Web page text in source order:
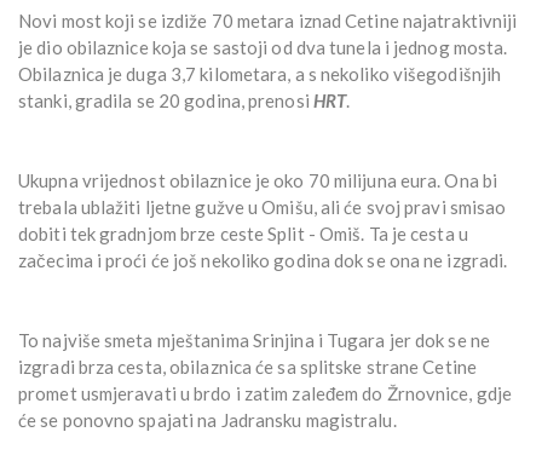
Novi most koji se izdiže 70 metara iznad Cetine najatraktivniji
je dio obilaznice koja se sastoji od dva tunela i jednog mosta.
Obilaznica je duga 3,7 kilometara, a s nekoliko višegodišnjih
stanki, gradila se 20 godina, prenosi HRT.
Ukupna vrijednost obilaznice je oko 70 milijuna eura. Ona bi
trebala ublažiti ljetne gužve u Omišu, ali će svoj pravi smisao
dobiti tek gradnjom brze ceste Split - Omiš. Ta je cesta u
začecima i proći će još nekoliko godina dok se ona ne izgradi.
To najviše smeta mještanima Srinjina i Tugara jer dok se ne
izgradi brza cesta, obilaznica će sa splitske strane Cetine
promet usmjeravati u brdo i zatim zaleđem do Žrnovnice, gdje
će se ponovno spajati na Jadransku magistralu.